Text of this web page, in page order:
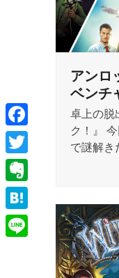
アンロ
ベンチ
卓上の脱
ク！』
で謎解き
Facebook
Twitter
Evernote
Hatena